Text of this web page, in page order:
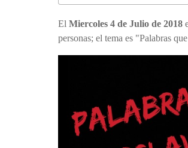
favor,
vote
El Miercoles 4 de Julio de 2018
personas; el tema es "Palabras